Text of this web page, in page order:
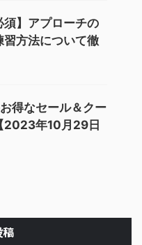
須】アプローチの
習方法について徹
得なセール＆クー
2023年10月29日
稿